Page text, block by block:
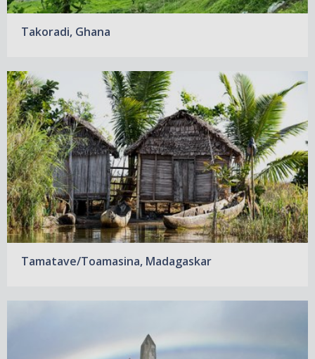
Takoradi, Ghana
Tamatave/Toamasina, Madagaskar